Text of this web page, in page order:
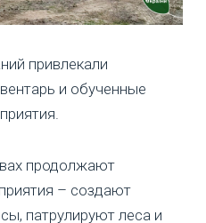
привлекали
и обученные
продолжают
– создают
патрулируют леса и